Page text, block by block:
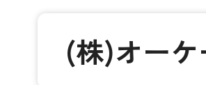
(株)オーケ